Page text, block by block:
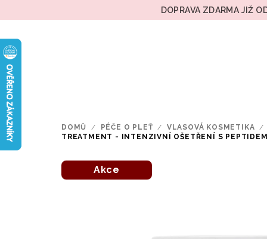
na
DOPRAVA ZDARMA JIŽ
DOMŮ / PÉČE O PLEŤ / VLASOVÁ KOSMETIKA /
TREATMENT - INTENZIVNÍ OŠETŘENÍ S
Akce